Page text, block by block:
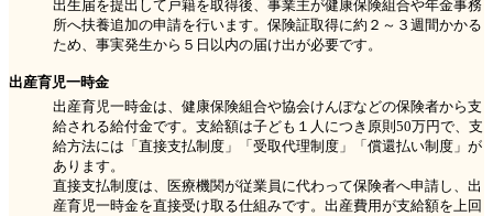
出生届を提出して戸籍を取得後、事業主が健康保険組合や年金事務
所へ扶養追加の申請を行います。保険証取得に約２～３週間かかる
ため、事実発生から５日以内の届け出が必要です。
出産育児一時金
出産育児一時金は、健康保険組合や協会けんぽなどの保険者から支
給される給付金です。支給額は子ども１人につき原則50万円で、支
給方法には「直接支払制度」「受取代理制度」「償還払い制度」が
あります。
直接支払制度は、医療機関が従業員に代わって保険者へ申請し、出
産育児一時金を直接受け取る仕組みです。出産費用が支給額を上回